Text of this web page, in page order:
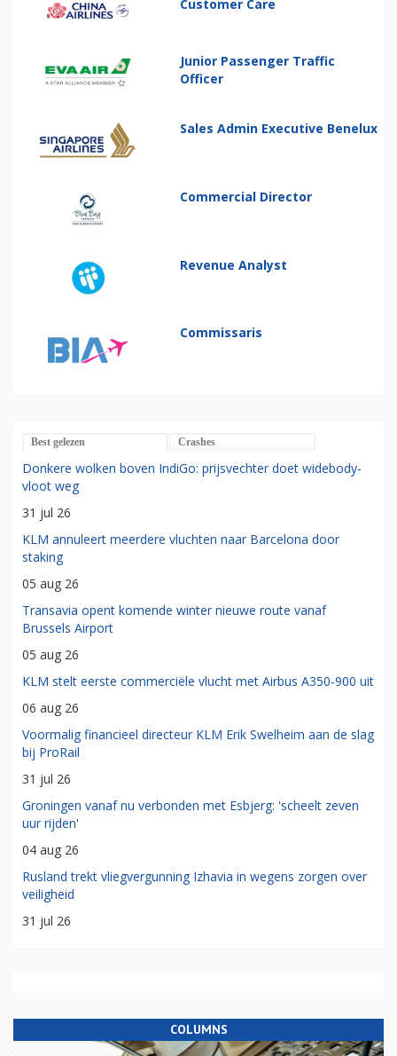
Customer Care
Junior Passenger Traffic
Officer
Sales Admin Executive Benelux
Commercial Director
Revenue Analyst
Commissaris
Best gelezen Crashes
Donkere wolken boven IndiGo: prijsvechter doet widebody-
vloot weg
31 jul 26
KLM annuleert meerdere vluchten naar Barcelona door
staking
05 aug 26
Transavia opent komende winter nieuwe route vanaf
Brussels Airport
05 aug 26
KLM stelt eerste commerciële vlucht met Airbus A350-900 uit
06 aug 26
Voormalig financieel directeur KLM Erik Swelheim aan de slag
bij ProRail
31 jul 26
Groningen vanaf nu verbonden met Esbjerg: 'scheelt zeven
uur rijden'
04 aug 26
Rusland trekt vliegvergunning Izhavia in wegens zorgen over
veiligheid
31 jul 26
COLUMNS